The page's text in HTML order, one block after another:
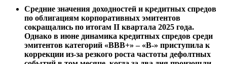
Средние значения доходностей и кредитных спредов
по облигациям корпоративных эмитентов
сокращались по итогам II квартала 2025 года.
Однако в июне динамика кредитных спредов среди
эмитентов категорий «BBB+» – «B-» приступила к
коррекции из-за резкого роста частоты дефолтных